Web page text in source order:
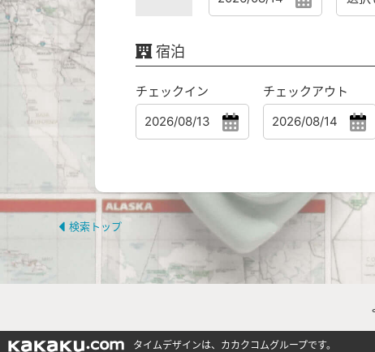
宿泊
チェックイン チェックアウト
検索トップ
タイムデザインは、カカクコムグループです。